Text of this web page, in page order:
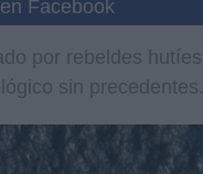
Facebook
por rebeldes
sin precedentes.